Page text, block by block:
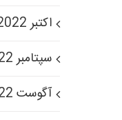
اکتبر 2022
سپتامبر 2022
آگوست 2022